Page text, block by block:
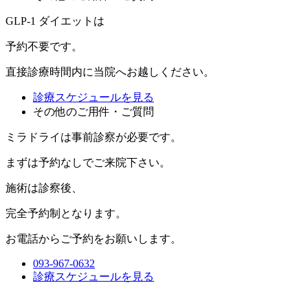
GLP-1 ダイエットは
予約不要です。
直接診療時間内に当院へお越しください。
診療スケジュールを見る
その他のご用件・ご質問
ミラドライは事前診察が必要です。
まずは予約なしでご来院下さい。
施術は診察後、
完全予約制 となります。
お電話からご予約をお願いします。
093-967-0632
診療スケジュールを見る